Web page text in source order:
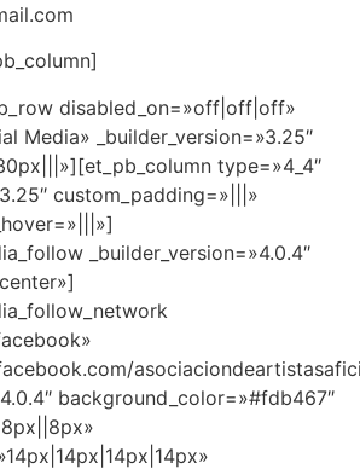
disabled_on=»off|off|off»
Media» _builder_version=»3.25″
type=»4_4″
custom_padding=»|||»
_builder_version=»4.0.4″
background_color=»#fdb467″